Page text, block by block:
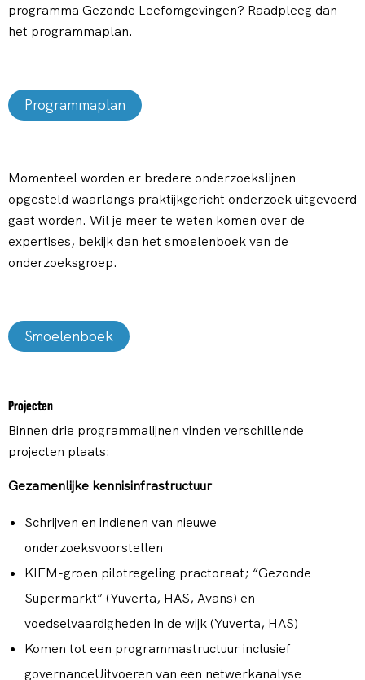
programma Gezonde Leefomgevingen? Raadpleeg dan
het programmaplan.
Programmaplan
Momenteel worden er bredere onderzoekslijnen
opgesteld waarlangs praktijkgericht onderzoek uitgevoerd
gaat worden. Wil je meer te weten komen over de
expertises, bekijk dan het smoelenboek van de
onderzoeksgroep.
Smoelenboek
Projecten
Binnen drie programmalijnen vinden verschillende
projecten plaats:
Gezamenlijke kennisinfrastructuur
Schrijven en indienen van nieuwe
onderzoeksvoorstellen
KIEM-groen pilotregeling practoraat; “Gezonde
Supermarkt” (Yuverta, HAS, Avans) en
voedselvaardigheden in de wijk (Yuverta, HAS)
Komen tot een programmastructuur inclusief
governanceUitvoeren van een netwerkanalyse